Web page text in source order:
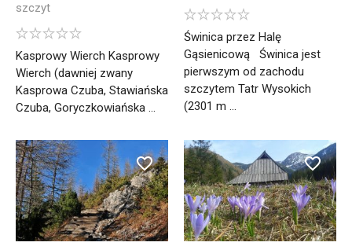
szczyt
Kasprowy Wierch Kasprowy
Wierch (dawniej zwany
Kasprowa Czuba, Stawiańska
Czuba, Goryczkowiańska ...
Świnica przez Halę
Gąsienicową Świnica jest
pierwszym od zachodu
szczytem Tatr Wysokich
(2301 m ...